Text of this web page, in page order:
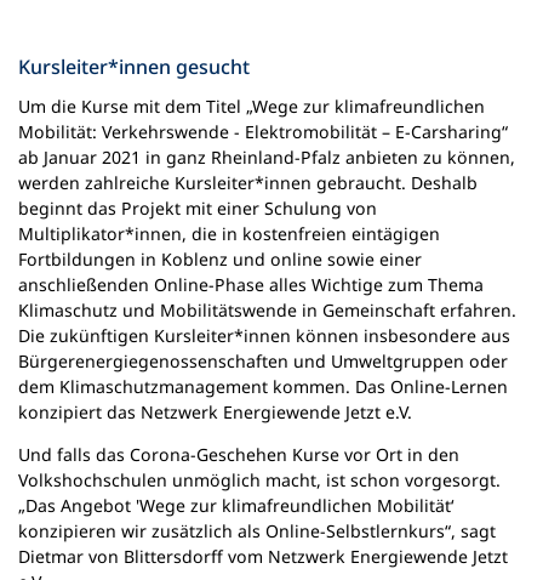
Kursleiter*innen gesucht
Um die Kurse mit dem Titel „Wege zur klimafreundlichen
Mobilität: Verkehrswende - Elektromobilität – E-Carsharing“
ab Januar 2021 in ganz Rheinland-Pfalz anbieten zu können,
werden zahlreiche Kursleiter*innen gebraucht. Deshalb
beginnt das Projekt mit einer Schulung von
Multiplikator*innen, die in kostenfreien eintägigen
Fortbildungen in Koblenz und online sowie einer
anschließenden Online-Phase alles Wichtige zum Thema
Klimaschutz und Mobilitätswende in Gemeinschaft erfahren.
Die zukünftigen Kursleiter*innen können insbesondere aus
Bürgerenergiegenossenschaften und Umweltgruppen oder
dem Klimaschutzmanagement kommen. Das Online-Lernen
konzipiert das Netzwerk Energiewende Jetzt e.V.
Und falls das Corona-Geschehen Kurse vor Ort in den
Volkshochschulen unmöglich macht, ist schon vorgesorgt.
„Das Angebot 'Wege zur klimafreundlichen Mobilität‘
konzipieren wir zusätzlich als Online-Selbstlernkurs“, sagt
Dietmar von Blittersdorff vom Netzwerk Energiewende Jetzt